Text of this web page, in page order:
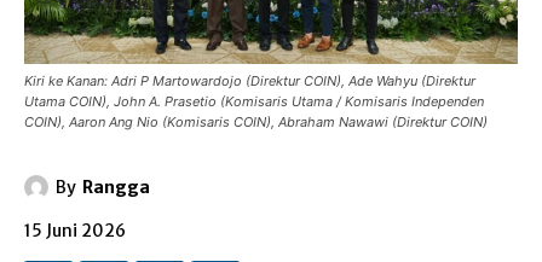
Kiri ke Kanan: Adri P Martowardojo (Direktur COIN), Ade Wahyu (Direktur
Utama COIN), John A. Prasetio (Komisaris Utama / Komisaris Independen
COIN), Aaron Ang Nio (Komisaris COIN), Abraham Nawawi (Direktur COIN)
By Rangga
15 Juni 2026